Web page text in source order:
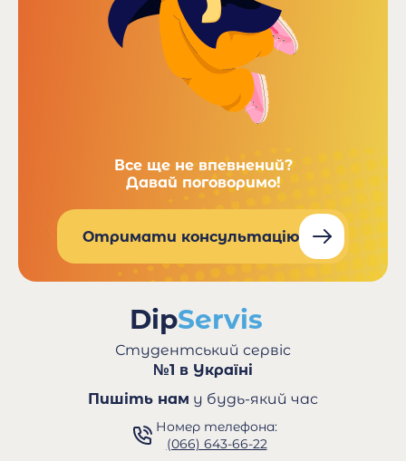
Все ще не впевнений?
Давай поговоримо!
Отримати консультацію
Студентський сервіс
№1 в Україні
Пишіть нам у будь-який час
Номер телефона:
(066) 643-66-22